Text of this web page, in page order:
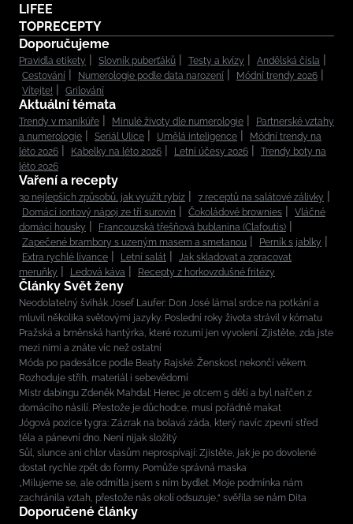
LIFEE
TOPRECEPTY
Doporučujeme
Pravidla etikety Slovník puberťáků Testy a kvízy
Andělská čísla
Cestování
Numerologie podle data narození
Módní trendy 2026
Vítejte!
Grilování
Aktuální témata
Trendy v manikúře Minulé životy dle numerologie
Partnerské vztahy
a numerologie
Seriál Ulice Umělá inteligence
Módní trendy na
léto 2026
Kabelky na léto 2026 Letní účesy 2026
Trendy boty na
léto 2026
Vaření a recepty
30 nejlepších způsobů, jak využít rybíz
7 receptů na salátové zálivky
Domácí iontový nápoj ze tří surovin
Čokoládové brownies
Vláčné
domácí housky
Francouzská třešňová bublanina (Clafoutis)
Zapečené brambory s uzeným masem a smetanou
Perník s jablky
Extra rychlé lívance
Letní salát
Jak skladovat a zpracovat
meruňky
Ledová káva Recepty z horkovzdušné fritézy
Články Svět ženy
Neodolatelný švihák Josef Laufer: Don José lámal srdce na potkání a
mluvil několika světovými jazyky. Poslední roky života strávil v kómatu
Pražská a brněnská hantýrka, které rozumí jen vyvolení. Zjistěte, zda jste
mezi nimi a znáte víc než ostatní
Móda po padesátce podle Beaty Rajské: Ženskost nekončí věkem.
Rozhoduje střih, materiál i sebevědomí
Mistr dabingu Zdeněk Mahdal: Herec je otcem 5 dětí a byl nařčen z
domácího násilí. Přestože je důchodce, musí pořádně makat
Jógová pozice tygra: Zázrak na bolavá záda, který navíc zpevní střed
těla a pánevní dno. Není nijak složitý
Sůl, slunce ani chlor vlasům neprospívají: Zjistěte, jak je po dovolené
dostat rychle zpět do formy. Pomůže správná maska
„Milujeme se, ale odmítla jsem s ním bydlet. Moje podmínka nám
zachránila vztah, přestože nás okolí odsuzuje,“ svěřila se nám Dita
Doporučené články